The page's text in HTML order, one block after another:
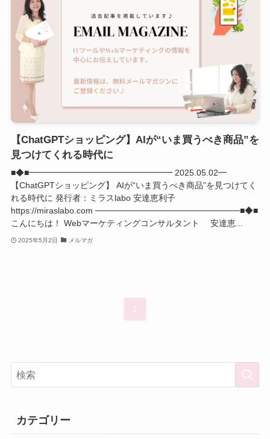
【ChatGPTショッピング】AIが“いま買うべき商品”を
見つけてくれる時代に
■◆■━━━━━━━━━━━━━━━━━ 2025.05.02━
【ChatGPTショッピング】 AIが“いま買うべき商品”を見つけてく
れる時代に 発行者：ミラスlabo 安達恵利子
https://miraslabo.com ────────────────────────■◆■
こんにちは！ Webマーケティングコンサルタント 安達恵...
2025年5月2日 メルマガ
1
カテゴリー